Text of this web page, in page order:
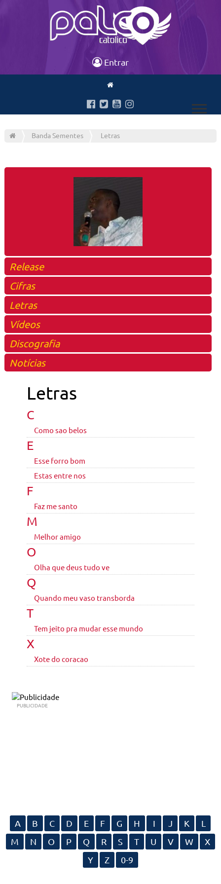
Entrar
Banda Sementes Letras
Release
Cifras
Letras
Vídeos
Discografia
Notícias
Letras
C
Como sao belos
E
Esse forro bom
Estas entre nos
F
Faz me santo
M
Melhor amigo
O
Olha que deus tudo ve
Q
Quando meu vaso transborda
T
Tem jeito pra mudar esse mundo
X
Xote do coracao
PUBLICIDADE
A B C D E F G H I J K
L
M
N O P Q R S T U V W
X
Y
Z 0-9